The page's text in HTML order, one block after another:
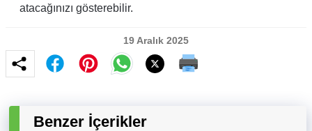
atacağınızı gösterebilir.
19 Aralık 2025
Benzer İçerikler